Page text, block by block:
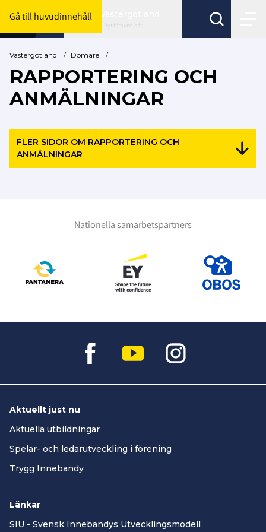
Gå till huvudinnehåll
Byt förbund här
Västergötland / Domare /
RAPPORTERING OCH
ANMÄLNINGAR
FLER SIDOR OM RAPPORTERING OCH
ANMÄLNINGAR
Nationella samarbetspartners
Aktuellt just nu
Aktuella utbildningar
Spelar- och ledarutveckling i förening
Trygg Innebandy
Länkar
SIU - Svensk Innebandys Utvecklingsmodell